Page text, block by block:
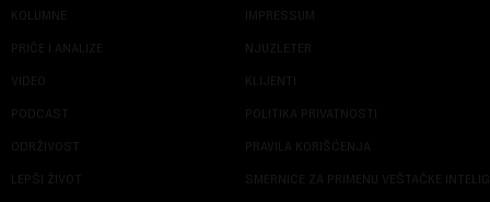
KOLUMNE
PRIČE I ANALIZE
VIDEO
PODCAST
ODRŽIVOST
LEPŠI ŽIVOT
IMPRESSUM
NJUZLETER
KLIJENTI
POLITIKA PRIVATNOSTI
PRAVILA KORIŠĆENJA
SMERNICE ZA PRIMENU VEŠTAČKE